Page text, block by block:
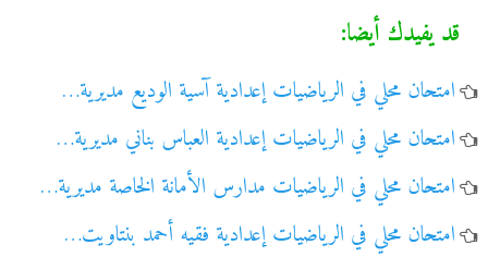
قد يفيدك أيضا:
امتحان محلي في الرياضيات إعدادية آسية الوديع مديرية…
امتحان محلي في الرياضيات إعدادية العباس بناني مديرية…
امتحان محلي في الرياضيات مدارس الأمانة الخاصة مديرية…
امتحان محلي في الرياضيات إعدادية فقيه أحمد بنتاويت…